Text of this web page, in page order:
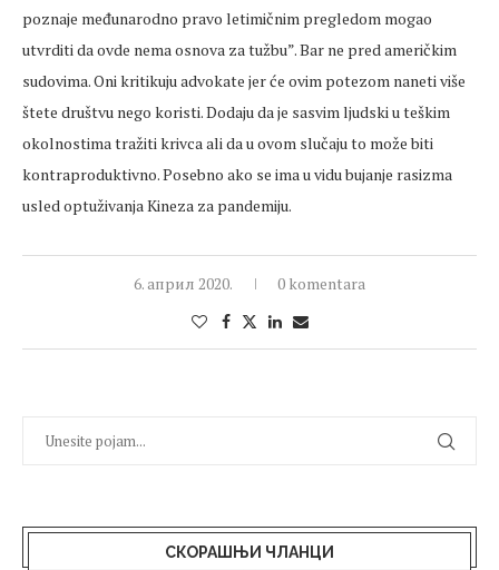
poznaje međunarodno pravo letimičnim pregledom mogao
utvrditi da ovde nema osnova za tužbu”. Bar ne pred američkim
sudovima. Oni kritikuju advokate jer će ovim potezom naneti više
štete društvu nego koristi. Dodaju da je sasvim ljudski u teškim
okolnostima tražiti krivca ali da u ovom slučaju to može biti
kontraproduktivno. Posebno ako se ima u vidu bujanje rasizma
usled optuživanja Kineza za pandemiju.
6. април 2020. 0 komentara
СКОРАШЊИ ЧЛАНЦИ